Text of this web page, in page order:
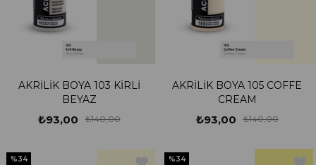
AKRİLİK BOYA 103 KİRLİ
BEYAZ
₺93,00 ₺140,00
AKRİLİK BOYA 105 COFFE
CREAM
₺93,00 ₺140,00
%34 %34